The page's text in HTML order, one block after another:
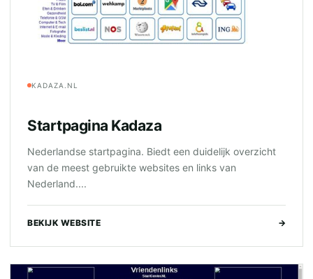
KADAZA.NL
Startpagina Kadaza
Nederlandse startpagina. Biedt een duidelijk overzicht
van de meest gebruikte websites en links van
Nederland....
BEKIJK WEBSITE →